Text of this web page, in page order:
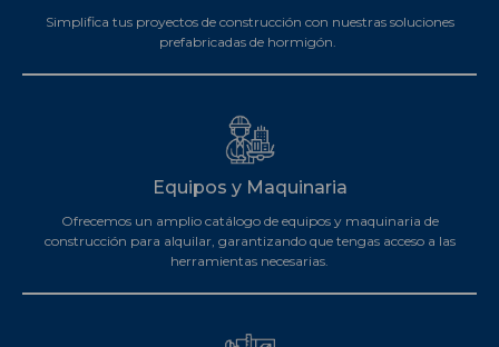
Simplifica tus proyectos de construcción con nuestras soluciones
prefabricadas de hormigón.
Equipos y Maquinaria
Ofrecemos un amplio catálogo de equipos y maquinaria de
construcción para alquilar, garantizando que tengas acceso a las
herramientas necesarias.